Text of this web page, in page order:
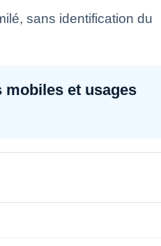
sans identification du
mobiles et usages